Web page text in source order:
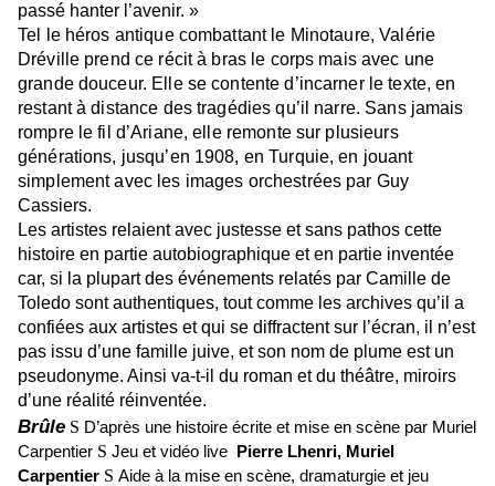
passé hanter l’avenir. »
Tel le héros antique combattant le Minotaure, Valérie
Dréville prend ce récit à bras le corps mais avec une
grande douceur. Elle se contente d’incarner le texte, en
restant à distance des tragédies qu’il narre. Sans jamais
rompre le fil d’Ariane, elle remonte sur plusieurs
générations, jusqu’en 1908, en Turquie, en jouant
simplement avec les images orchestrées par Guy
Cassiers.
Les artistes relaient avec justesse et sans pathos cette
histoire en partie autobiographique et en partie inventée
car, si la plupart des événements relatés par Camille de
Toledo sont authentiques, tout comme les archives qu’il a
confiées aux artistes et qui se diffractent sur l’écran, il n’est
pas issu d’une famille juive, et son nom de plume est un
pseudonyme. Ainsi va-t-il du roman et du théâtre, miroirs
d’une réalité réinventée.
Brûle S D’après une histoire écrite et mise en scène par Muriel
Carpentier S Jeu et vidéo live Pierre Lhenri, Muriel
Carpentier S Aide à la mise en scène, dramaturgie et jeu